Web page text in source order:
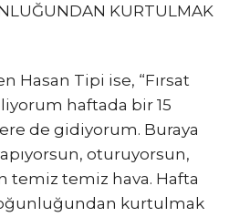
KURTULMAK
Hasan Tipi ise, “Fırsat
haftada bir 15
de gidiyorum. Buraya
oturuyorsun,
temiz temiz hava. Hafta
kurtulmak